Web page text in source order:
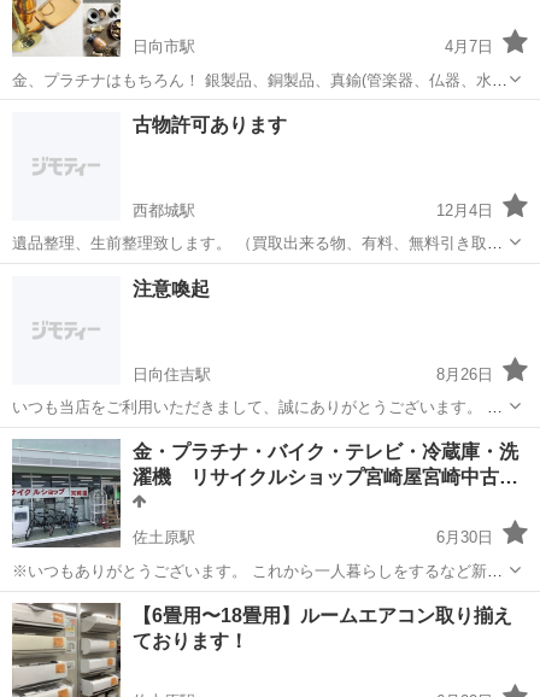
日向市駅
4月7日
金、プラチナはもちろん！ 銀製品、銅製品、真鍮(管楽器、仏器、水栓
金具等)製品の買取もやっています！ 壊れていても大丈夫です！ お気
軽にお問い合わせください。 ＊仕入れ等で休業の場合がありますの
日向市駅 リサイクルショップ
古物許可あります
西都城駅
12月4日
遺品整理、生前整理致します。 （買取出来る物、有料、無料引き取り
等） わからない場合はお問い合わせ下さい。 その他に 解体、塗装、
板金、左官、リフォーム等 ご相談ください。
都城市 西都城駅
注意喚起
日向住吉駅
8月26日
いつも当店をご利用いただきまして、誠にありがとうございます。 近
頃、当店がジモティーに投稿している写真と商品情報を用いて、当店
を下回る価格で販売中と謳い掲載しているサイト（以下、上記サイ
ト）を複数確認致しております。 ...
宮崎 宮崎市 日向住吉駅 リサイクルショップ お客様
金・プラチナ・バイク・テレビ・冷蔵庫・洗
濯機 リサイクルショップ宮崎屋宮崎中古…
佐土原駅
6月30日
※いつもありがとうございます。 これから一人暮らしをするなど新生
活を始める人におすすめなのがリサイクルショップ宮崎屋です。 家
電、小物家具在庫多数そろえております。県内でしたら配達（有償）
も行っております。 ...
宮崎 宮崎市 佐土原駅 リサイクルショップ 買取
【6畳用〜18畳用】ルームエアコン取り揃え
ております！